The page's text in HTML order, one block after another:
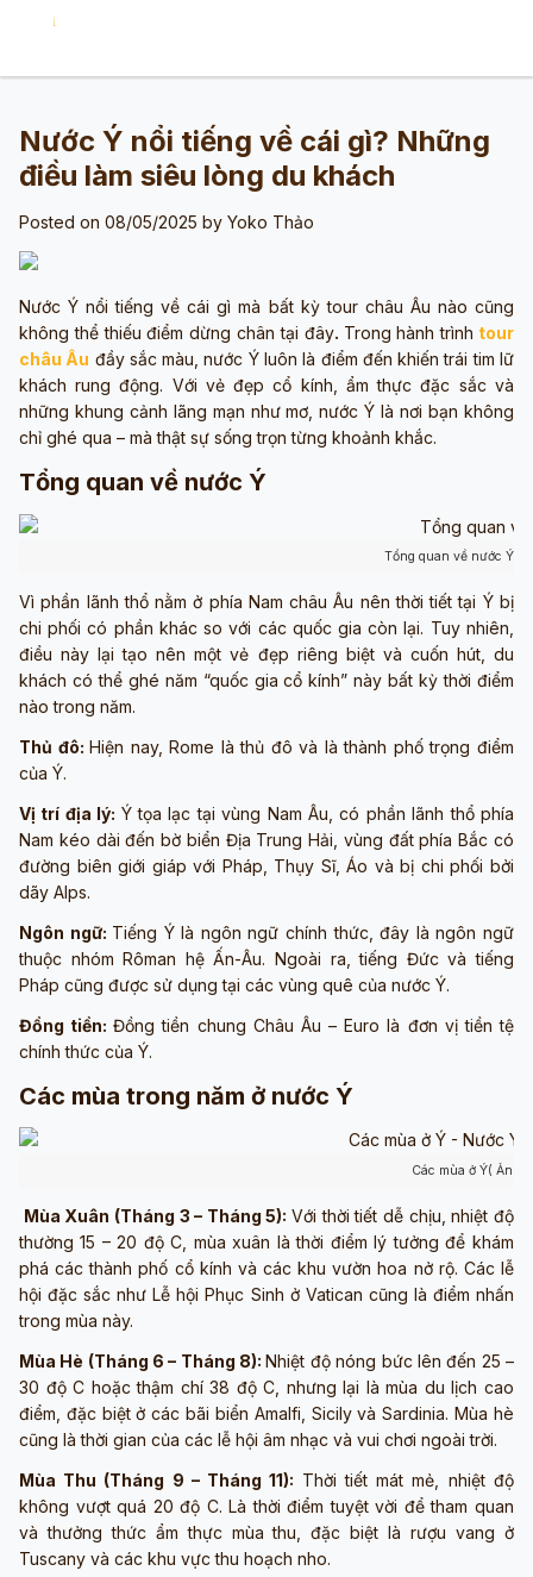
Nước Ý nổi tiếng về cái gì? Những
điều làm siêu lòng du khách
Posted on 08/05/2025 by Yoko Thảo
Nước Ý nổi tiếng về cái gì mà bất kỳ tour châu Âu nào cũng
không thể thiếu điểm dừng chân tại đây. Trong hành trình tour
châu Âu đầy sắc màu, nước Ý luôn là điểm đến khiến trái tim lữ
khách rung động. Với vẻ đẹp cổ kính, ẩm thực đặc sắc và
những khung cảnh lãng mạn như mơ, nước Ý là nơi bạn không
chỉ ghé qua – mà thật sự sống trọn từng khoảnh khắc.
Tổng quan về nước Ý
Tổng quan về nước Ý
Vì phần lãnh thổ nằm ở phía Nam châu Âu nên thời tiết tại Ý bị
chi phối có phần khác so với các quốc gia còn lại. Tuy nhiên,
điều này lại tạo nên một vẻ đẹp riêng biệt và cuốn hút, du
khách có thể ghé năm “quốc gia cổ kính” này bất kỳ thời điểm
nào trong năm.
Thủ đô:Hiện nay, Rome là thủ đô và là thành phố trọng điểm
của Ý.
Vị trí địa lý: Ý tọa lạc tại vùng Nam Âu, có phần lãnh thổ phía
Nam kéo dài đến bờ biển Địa Trung Hải, vùng đất phía Bắc có
đường biên giới giáp với Pháp, Thụy Sĩ, Áo và bị chi phối bởi
dãy Alps.
Ngôn ngữ: Tiếng Ý là ngôn ngữ chính thức, đây là ngôn ngữ
thuộc nhóm Rôman hệ Ấn-Âu. Ngoài ra, tiếng Đức và tiếng
Pháp cũng được sử dụng tại các vùng quê của nước Ý.
Đồng tiền:Đồng tiền chung Châu Âu – Euro là đơn vị tiền tệ
chính thức của Ý.
Các mùa trong năm ở nước Ý
Các mùa ở Ý( Ảnh
Mùa Xuân (Tháng 3 – Tháng 5):Với thời tiết dễ chịu, nhiệt độ
thường 15 – 20 độ C, mùa xuân là thời điểm lý tưởng để khám
phá các thành phố cổ kính và các khu vườn hoa nở rộ. Các lễ
hội đặc sắc như Lễ hội Phục Sinh ở Vatican cũng là điểm nhấn
trong mùa này.
Mùa Hè (Tháng 6 – Tháng 8):Nhiệt độ nóng bức lên đến 25 –
30 độ C hoặc thậm chí 38 độ C, nhưng lại là mùa du lịch cao
điểm, đặc biệt ở các bãi biển Amalfi, Sicily và Sardinia. Mùa hè
cũng là thời gian của các lễ hội âm nhạc và vui chơi ngoài trời.
Mùa Thu (Tháng 9 – Tháng 11): Thời tiết mát mẻ, nhiệt độ
không vượt quá 20 độ C. Là thời điểm tuyệt vời để tham quan
và thưởng thức ẩm thực mùa thu, đặc biệt là rượu vang ở
Tuscany và các khu vực thu hoạch nho.